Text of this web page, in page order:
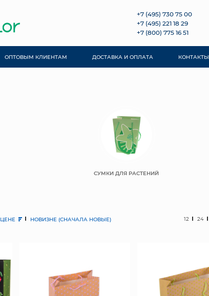
+7 (495) 730 75 00
+7 (495) 221 18 29
+7 (800) 775 16 51
ОПТОВЫМ КЛИЕНТАМ ДОСТАВКА И ОПЛАТА КОНТАКТЫ
СУМКИ ДЛЯ РАСТЕНИЙ
ЦЕНЕ НОВИЗНЕ (СНАЧАЛА НОВЫЕ) 12 24